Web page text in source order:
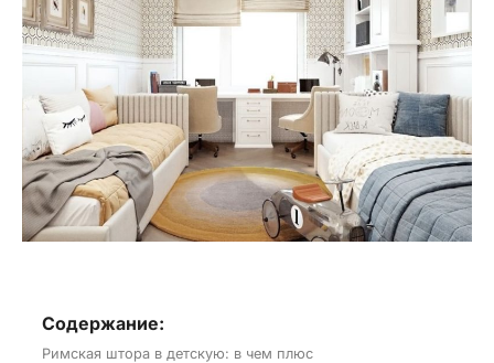
Содержание:
Римская штора в детскую: в чем плюс